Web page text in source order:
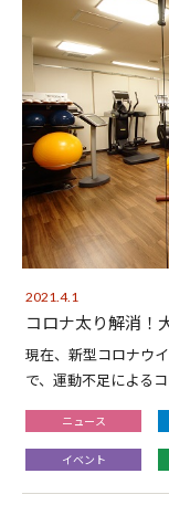
2021.4.1
コロナ太り解消！
現在、新型コロナウ
で、運動不足による
ニュース
イベント